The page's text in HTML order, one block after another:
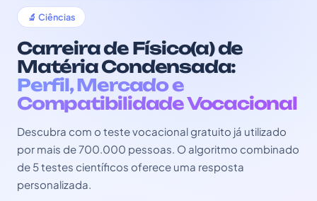
🔬 Ciências
Carreira de Físico(a) de
Matéria Condensada:
Perfil, Mercado e
Compatibilidade Vocacional
Descubra com o teste vocacional gratuito já utilizado
por mais de 700.000 pessoas. O algoritmo combinado
de 5 testes científicos oferece uma resposta
personalizada.